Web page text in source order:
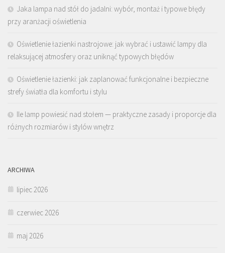
Jaka lampa nad stół do jadalni: wybór, montaż i typowe błędy
przy aranżacji oświetlenia
Oświetlenie łazienki nastrojowe: jak wybrać i ustawić lampy dla
relaksującej atmosfery oraz uniknąć typowych błędów
Oświetlenie łazienki: jak zaplanować funkcjonalne i bezpieczne
strefy światła dla komfortu i stylu
Ile lamp powiesić nad stołem — praktyczne zasady i proporcje dla
różnych rozmiarów i stylów wnętrz
ARCHIWA
lipiec 2026
czerwiec 2026
maj 2026